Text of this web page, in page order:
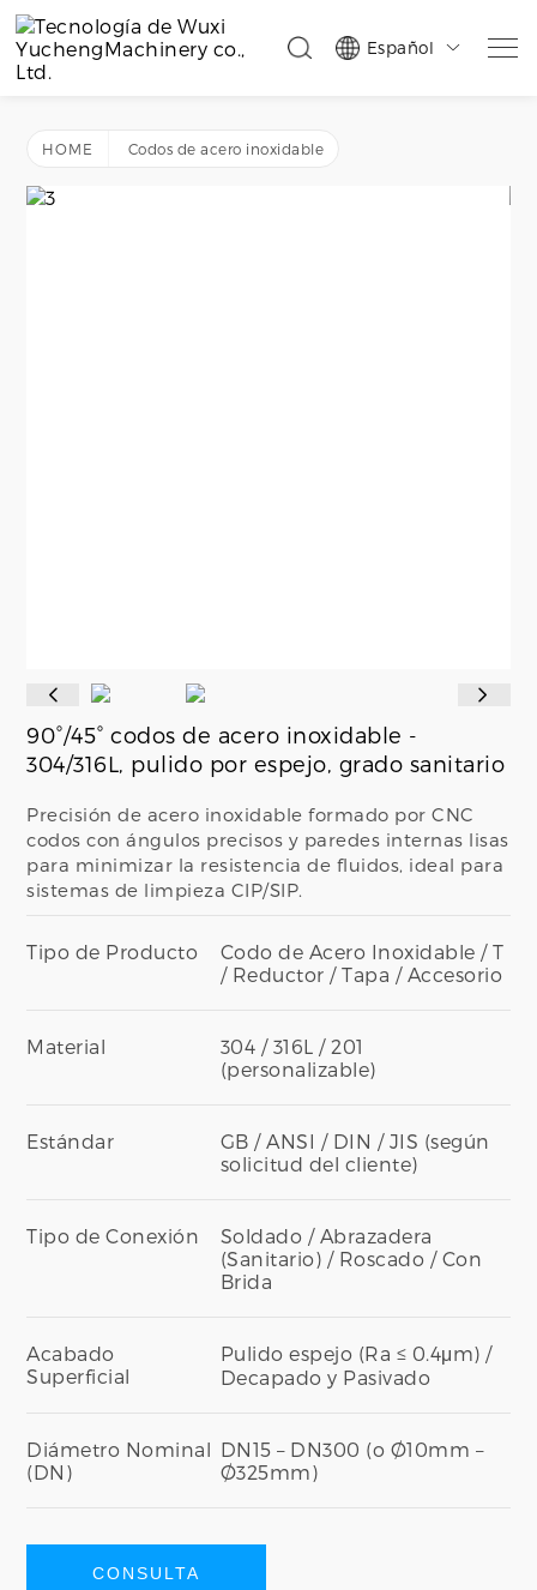
Español 
HOME Codos de acero inoxidable
90°/45° codos de acero inoxidable -
304/316L, pulido por espejo, grado sanitario
Precisión de acero inoxidable formado por CNC
codos con ángulos precisos y paredes internas lisas
para minimizar la resistencia de fluidos, ideal para
sistemas de limpieza CIP/SIP.
Tipo de Producto
Codo de Acero Inoxidable / T
/ Reductor / Tapa / Accesorio
Material
304 / 316L / 201
(personalizable)
Estándar
GB / ANSI / DIN / JIS (según
solicitud del cliente)
Tipo de Conexión
Soldado / Abrazadera
(Sanitario) / Roscado / Con
Brida
Acabado
Superficial
Pulido espejo (Ra ≤ 0.4μm) /
Decapado y Pasivado
Diámetro Nominal
(DN)
DN15 – DN300 (o Ø10mm –
Ø325mm)
CONSULTA